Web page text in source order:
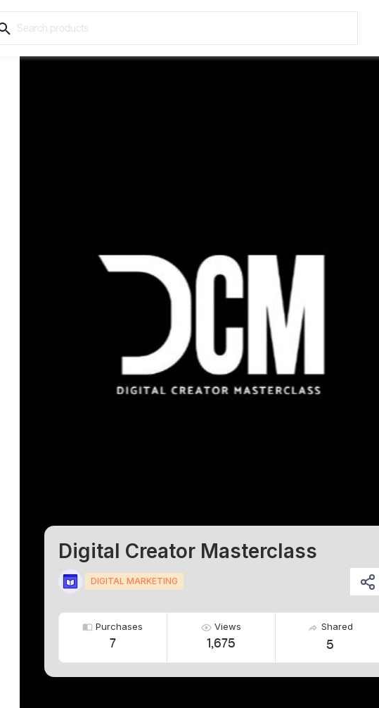
Digital Creator Masterclass
DIGITAL MARKETING
Purchases
7
Views
1,675
Shared
5